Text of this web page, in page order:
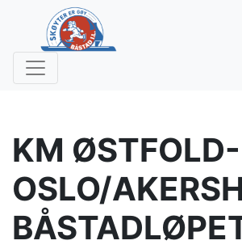
KM ØSTFOLD-
OSLO/